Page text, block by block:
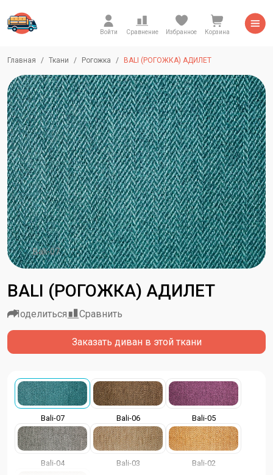
Войти Сравнение Избранное Корзина
Главная Ткани Рогожка BALI (РОГОЖКА) АДИЛЕТ
Bali-07
BALI (РОГОЖКА) АДИЛЕТ
Заказать диван в этой ткани
Поделиться Сравнить
Bali-07 Bali-06 Bali-05
Bali-04 Bali-03 Bali-02